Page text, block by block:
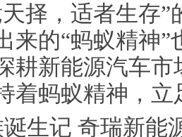
择，适者生存
来的“蚂蚁精神
耕新能源汽车
着蚂蚁精神，